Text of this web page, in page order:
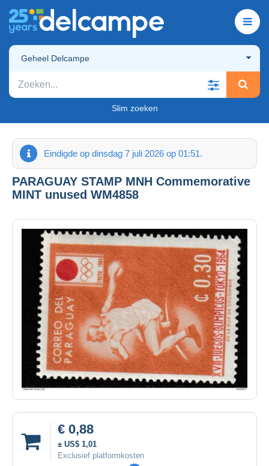
Geheel Delcampe
Slim zoeken
Eindigde op dinsdag 7 juli 2026 op 01:51.
PARAGUAY STAMP MNH Commemorative
MINT unused WM4858
€ 0,88
± US$ 1,01
Exclusief platformkosten